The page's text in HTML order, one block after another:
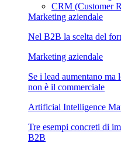
CRM (Customer
Marketing aziendale
Nel B2B la scelta del
Marketing aziendale
Se i lead aumentano
non è il commerciale
Artificial Intelligence
Tre esempi concreti di
B2B